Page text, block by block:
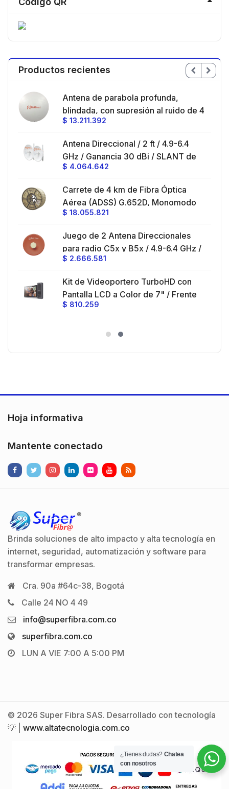
Productos recientes
Antena de parabola profunda,
blindada, con supresión al ruido de 4
ft, 5.9-7.2 GHz, Ganancia 36 dBi con
hasta 80 km, Conectores N-hembra,
montaje con alineación milimétrica.
$ 13.211.392
Antena Direccional / 2 ft / 4.9-6.4
GHz / Ganancia 30 dBi / SLANT de
45 ° y 90 ° / Conector N-Hembra /
$ 4.064.642
Carrete de 4 km de Fibra Óptica
Aérea (ADSS) G.652D, Monomodo
de 24 Hilos, Exterior, Span 200,
$ 18.055.821
Juego de 2 Antena Direccionales
para radio C5x y B5x / 4.9-6.4 GHz /
Ganancia 27 dBi / Montaje incluido.
$ 2.666.581
Kit de Videoportero TurboHD con
Pantalla LCD a Color de 7" / Frente
de Calle para Exterior de
)130° de Visión (Gran Angular)
$ 810.259
Hoja informativa
Mantente conectado
Brinda soluciones de alto impacto y alta tecnología en
internet, seguridad, automatización y software para
transformar empresas.
Cra. 90a #64c-38, Bogotá
Calle 24 NO 4 49
info@superfibra.com.co
superfibra.com.co
LUN A VIE 7:00 A 5:00 PM
© 2026 Super Fibra SAS. Desarrollado con tecnología
💡 | www.altatecnologia.com.co
¿Tienes dudas? Chatea
con nosotros